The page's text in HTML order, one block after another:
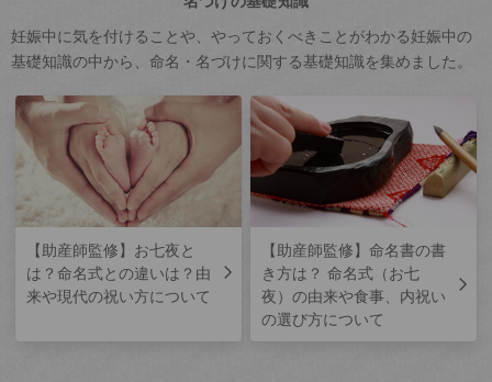
妊娠中に気を付けることや、やっておくべきことがわかる妊娠中の
基礎知識の中から、命名・名づけに関する基礎知識を集めました。
【助産師監修】お七夜と
は？命名式との違いは？由
来や現代の祝い方について
【助産師監修】命名書の書
き方は？ 命名式（お七
夜）の由来や食事、内祝い
の選び方について